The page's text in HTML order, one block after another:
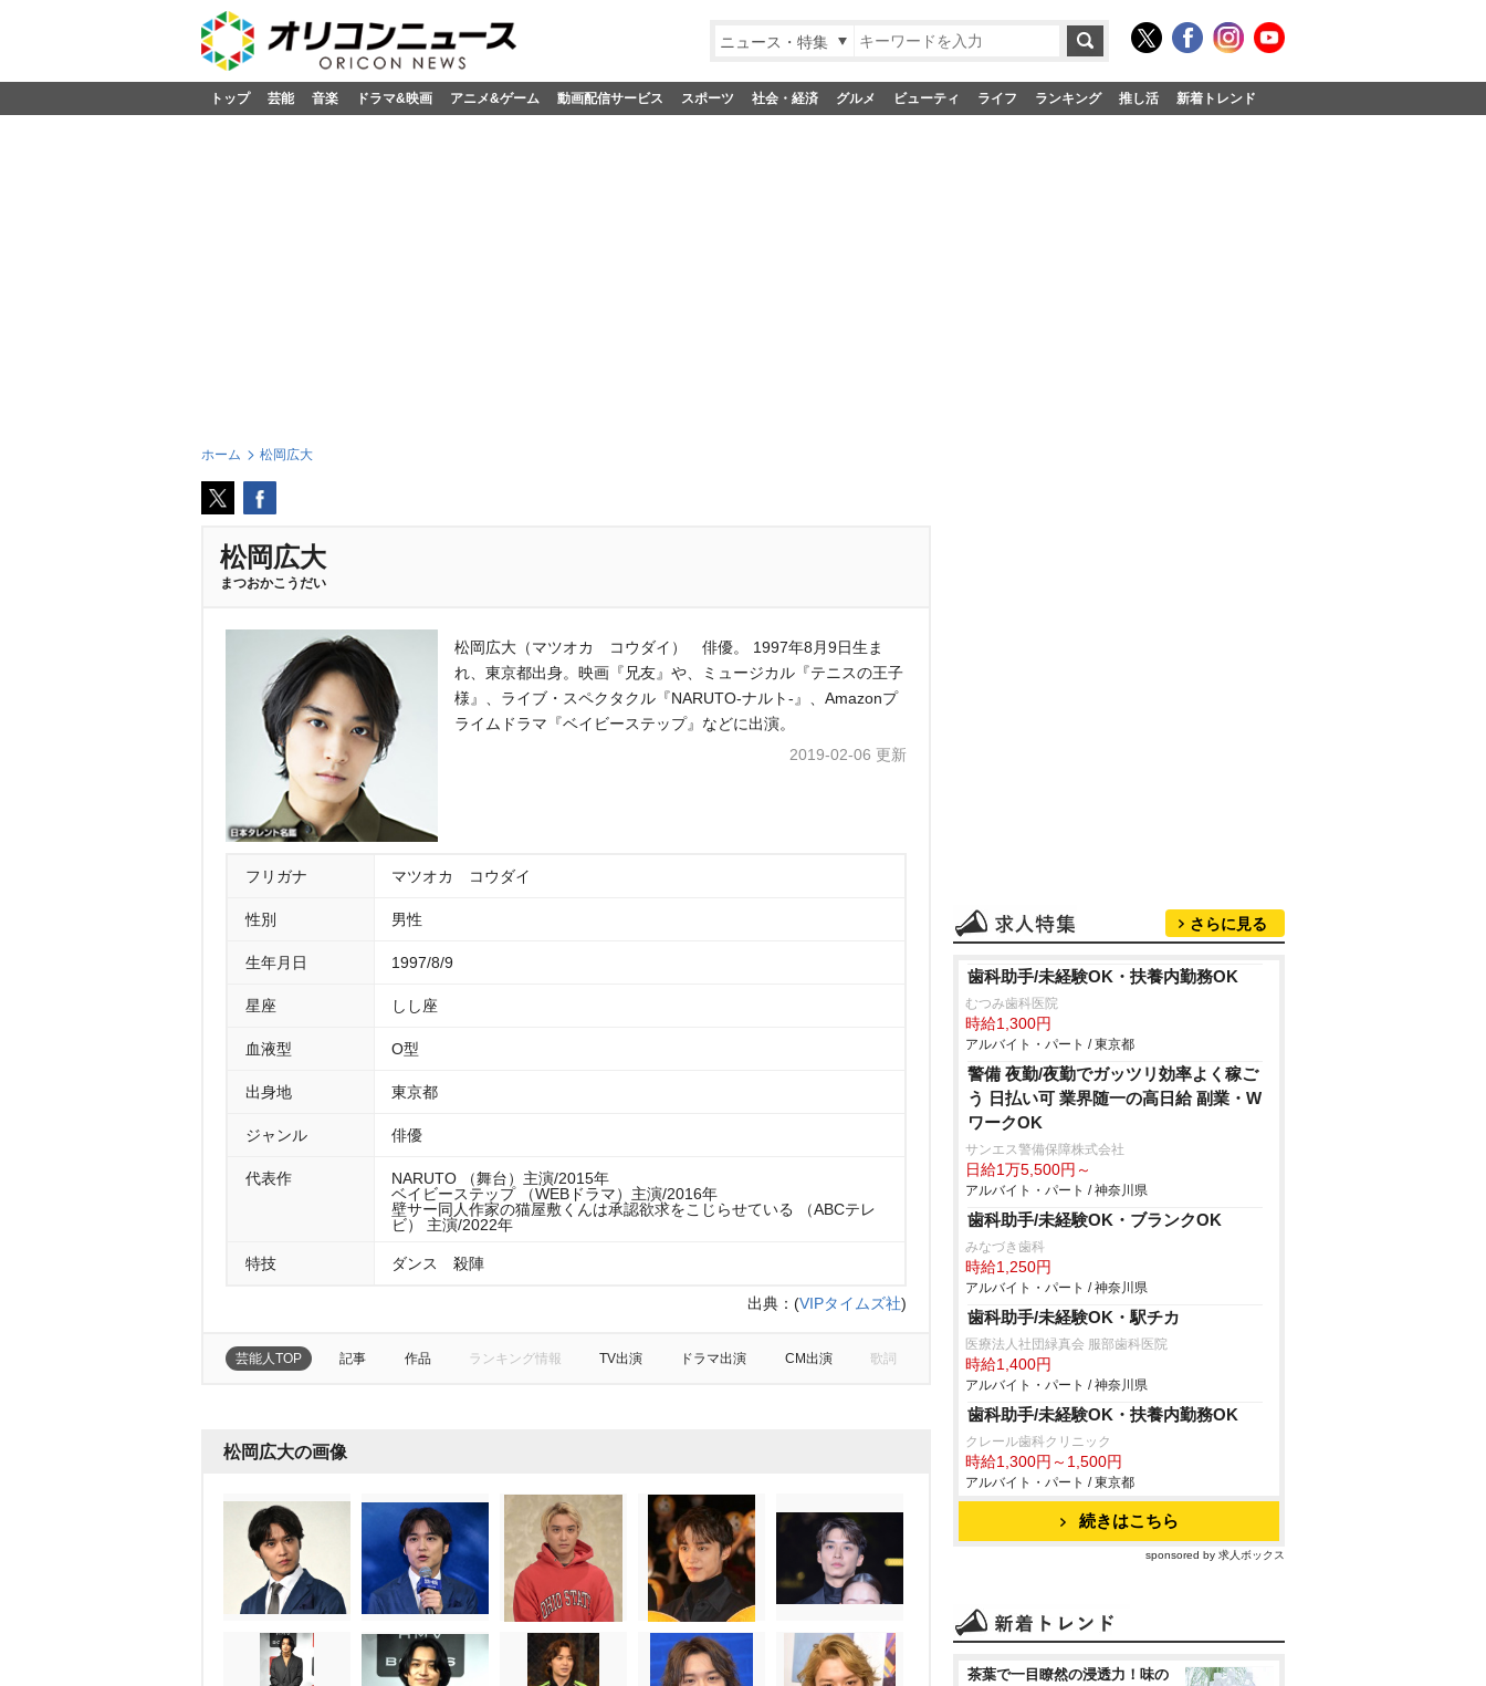
ニュース・特集
トップ 芸能 音楽 ドラマ&映画 アニメ&ゲーム 動画配信サービス スポーツ 社会・経済 グルメ ビューティ ライフ ランキング 推し活 新着トレンド
ホーム 松岡広大
松岡広大
まつおかこうだい
松岡広大（マツオカ コウダイ） 俳優。 1997年8月9日生ま
れ、東京都出身。映画『兄友』や、ミュージカル『テニスの王子
様』、ライブ・スペクタクル『NARUTO-ナルト‐』、Amazonプ
ライムドラマ『ベイビーステップ』などに出演。
2019-02-06 更新
フリガナ マツオカ コウダイ
性別 男性
生年月日 1997/8/9
星座 しし座
血液型 O型
出身地 東京都
ジャンル 俳優
代表作
NARUTO （舞台）主演/2015年
ベイビーステップ （WEBドラマ）主演/2016年
壁サー同人作家の猫屋敷くんは承認欲求をこじらせている （ABCテレ
ビ） 主演/2022年
特技 ダンス 殺陣
出典： (VIPタイムズ社)
芸能人TOP 記事 作品 ランキング情報 TV出演 ドラマ出演 CM出演 歌詞
松岡広大の画像
さらに見る
歯科助手/未経験OK・扶養内勤務OK
むつみ歯科医院
時給1,300円
アルバイト・パート / 東京都
警備 夜勤/夜勤でガッツリ効率よく稼ご
う 日払い可 業界随一の高日給 副業・W
ワークOK
サンエス警備保障株式会社
日給1万5,500円～
アルバイト・パート / 神奈川県
歯科助手/未経験OK・ブランクOK
みなづき歯科
時給1,250円
アルバイト・パート / 神奈川県
歯科助手/未経験OK・駅チカ
医療法人社団緑真会 服部歯科医院
時給1,400円
アルバイト・パート / 神奈川県
歯科助手/未経験OK・扶養内勤務OK
クレール歯科クリニック
時給1,300円～1,500円
アルバイト・パート / 東京都
続きはこちら
sponsored by 求人ボックス
茶葉で一目瞭然の浸透力！味の